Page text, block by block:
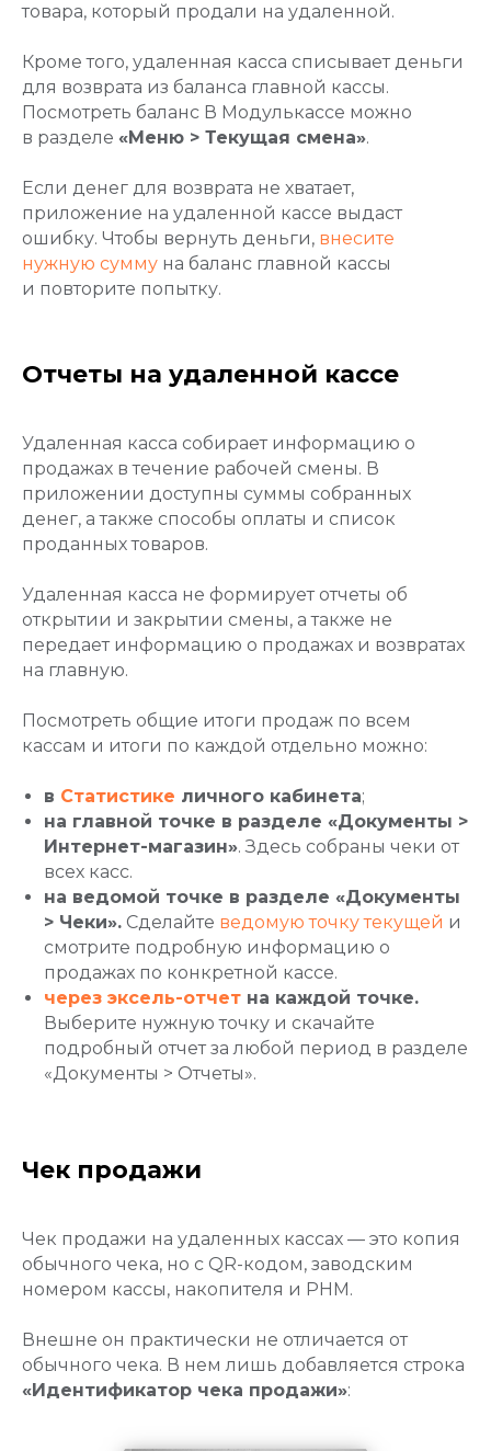
товара, который продали на удаленной.
Кроме того, удаленная касса списывает деньги
для возврата из баланса главной кассы.
Посмотреть баланс В Модулькассе можно
в разделе «Меню > Текущая смена».
Если денег для возврата не хватает,
приложение на удаленной кассе выдаст
ошибку. Чтобы вернуть деньги, внесите
нужную сумму на баланс главной кассы
и повторите попытку.
Отчеты на удаленной кассе
Удаленная касса собирает информацию о
продажах в течение рабочей смены. В
приложении доступны суммы собранных
денег, а также способы оплаты и список
проданных товаров.
Удаленная касса не формирует отчеты об
открытии и закрытии смены, а также не
передает информацию о продажах и возвратах
на главную.
Посмотреть общие итоги продаж по всем
кассам и итоги по каждой отдельно можно:
в Статистике личного кабинета;
на главной точке в разделе «Документы >
Интернет-магазин». Здесь собраны чеки от
всех касс.
на ведомой точке в разделе «Документы
> Чеки». Сделайте ведомую точку текущей и
смотрите подробную информацию о
продажах по конкретной кассе.
через эксель-отчет на каждой точке.
Выберите нужную точку и скачайте
подробный отчет за любой период в разделе
«Документы > Отчеты».
Чек продажи
Чек продажи на удаленных кассах — это копия
обычного чека, но с QR-кодом, заводским
номером кассы, накопителя и РНМ.
Внешне он практически не отличается от
обычного чека. В нем лишь добавляется строка
«Идентификатор чека продажи»: